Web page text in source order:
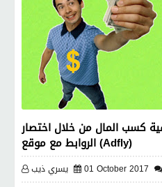
كسب المال من خلال اختصار
الروابط مع موقع (Adfly)
يسري ذيب 01 October 2017